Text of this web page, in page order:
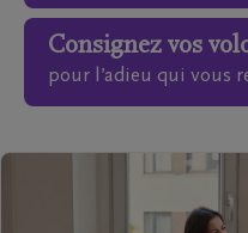
Consignez vos
pour l’adieu qui vous